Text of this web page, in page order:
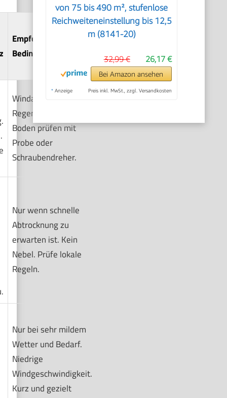
Empfohlene
Bedingungen
Windarm. Keine
Regenvorhersage.
Boden prüfen mit
Probe oder
Schraubendreher.
Nur wenn schnelle
Abtrocknung zu
erwarten ist. Kein
Nebel. Prüfe lokale
Regeln.
Nur bei sehr mildem
Wetter und Bedarf.
Niedrige
Windgeschwindigkeit.
Kurz und gezielt
von 75 bis 490 m², stufenlose
Reichweiteneinstellung bis 12,5
m (8141-20)
26,17 €
32,99 €
Bei Amazon ansehen
* Anzeige Preis inkl. MwSt., zzgl. Versandkosten